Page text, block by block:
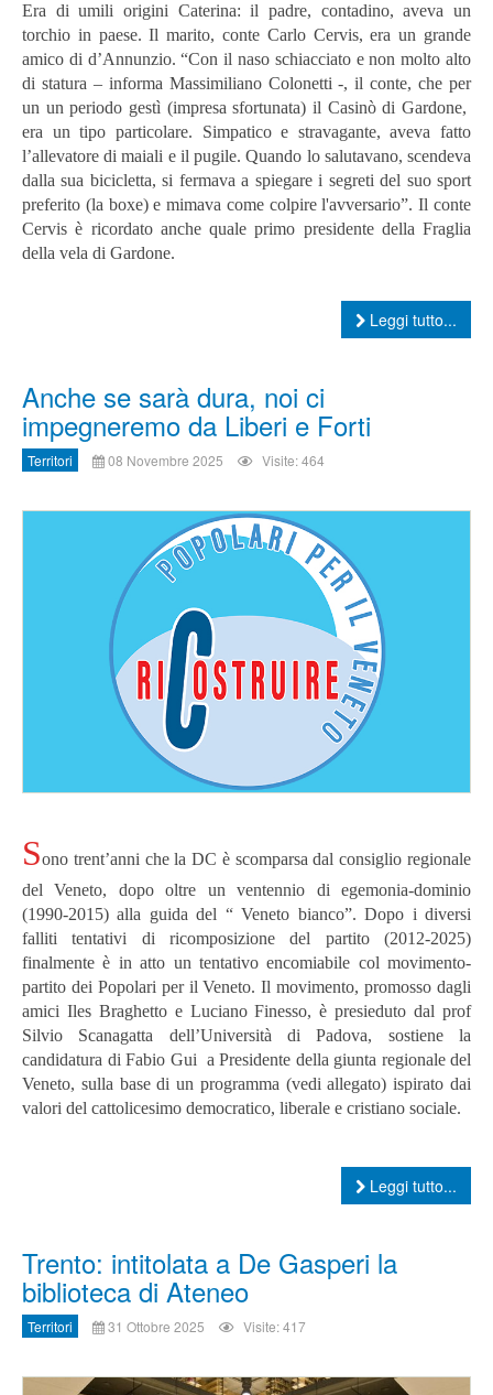
Era di umili origini Caterina: il padre, contadino, aveva un
torchio in paese. Il marito, conte Carlo Cervis, era un grande
amico di d’Annunzio. “Con il naso schiacciato e non molto alto
di statura – informa Massimiliano Colonetti -, il conte, che per
un un periodo gestì (impresa sfortunata) il Casinò di Gardone,
era un tipo particolare. Simpatico e stravagante, aveva fatto
l’allevatore di maiali e il pugile. Quando lo salutavano, scendeva
dalla sua bicicletta, si fermava a spiegare i segreti del suo sport
preferito (la boxe) e mimava come colpire l'avversario”. Il conte
Cervis è ricordato anche quale primo presidente della Fraglia
della vela di Gardone.
Leggi tutto...
Anche se sarà dura, noi ci
impegneremo da Liberi e Forti
Territori 08 Novembre 2025 Visite: 464
Sono trent’anni che la DC è scomparsa dal consiglio regionale
del Veneto, dopo oltre un ventennio di egemonia-dominio
(1990-2015) alla guida del “ Veneto bianco”. Dopo i diversi
falliti tentativi di ricomposizione del partito (2012-2025)
finalmente è in atto un tentativo encomiabile col movimento-
partito dei Popolari per il Veneto. Il movimento, promosso dagli
amici Iles Braghetto e Luciano Finesso, è presieduto dal prof
Silvio Scanagatta dell’Università di Padova, sostiene la
candidatura di Fabio Gui a Presidente della giunta regionale del
Veneto, sulla base di un programma (vedi allegato) ispirato dai
valori del cattolicesimo democratico, liberale e cristiano sociale.
Leggi tutto...
Trento: intitolata a De Gasperi la
biblioteca di Ateneo
Territori 31 Ottobre 2025 Visite: 417